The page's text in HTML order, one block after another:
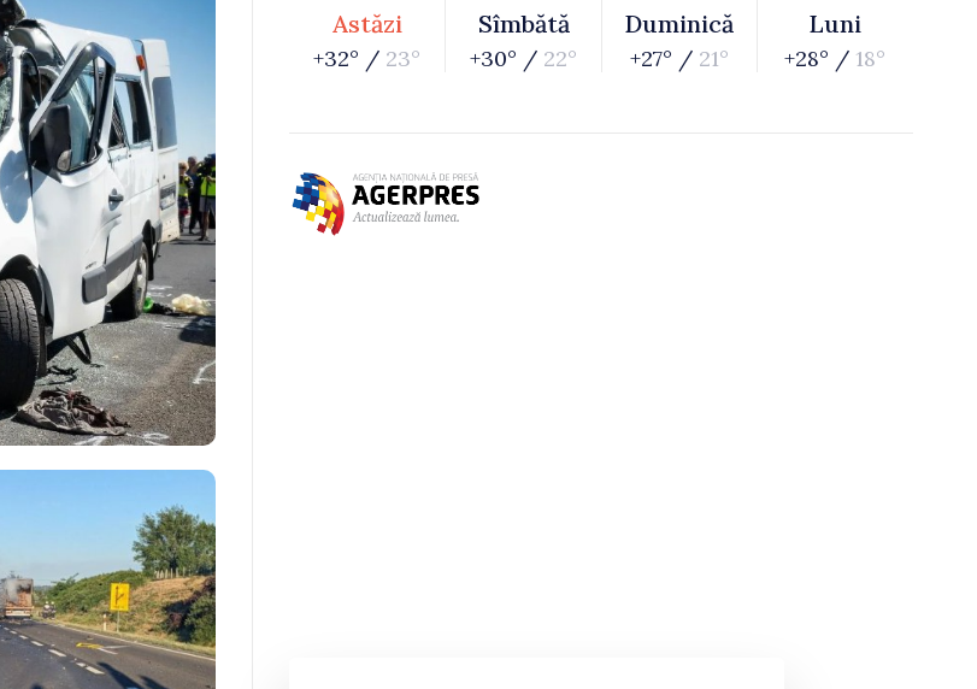
Astăzi
+32° / 23°
Sîmbătă
+30° / 22°
Duminică
+27° / 21°
Luni
+28° / 18°